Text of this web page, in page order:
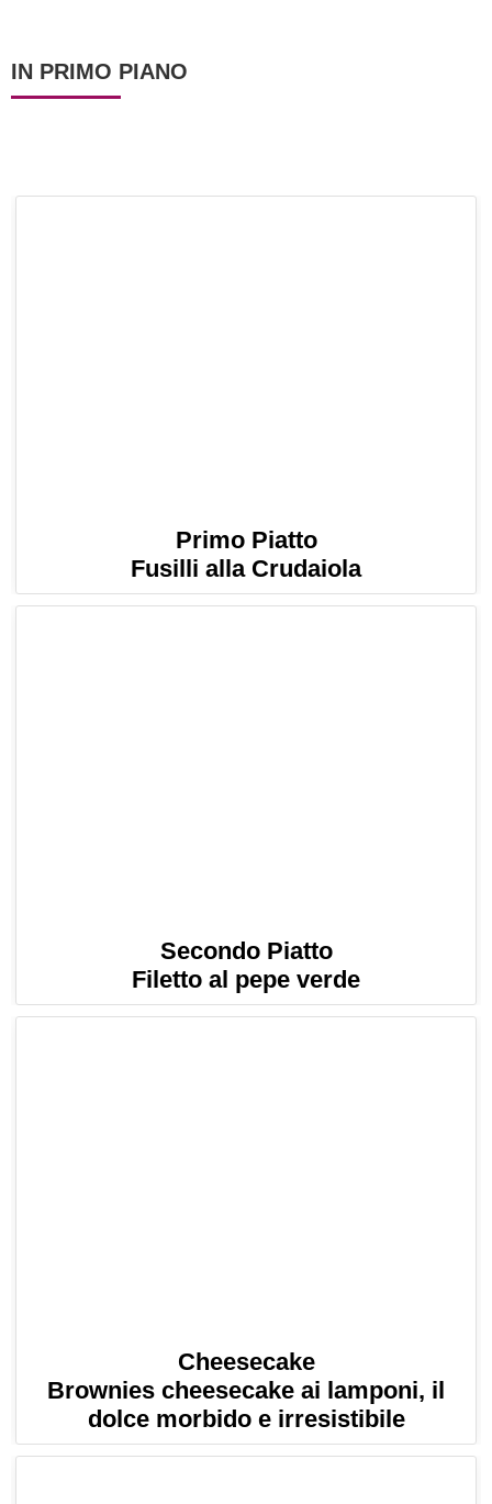
IN PRIMO PIANO
Primo Piatto
Fusilli alla Crudaiola
Secondo Piatto
Filetto al pepe verde
Cheesecake
Brownies cheesecake ai lamponi, il
dolce morbido e irresistibile